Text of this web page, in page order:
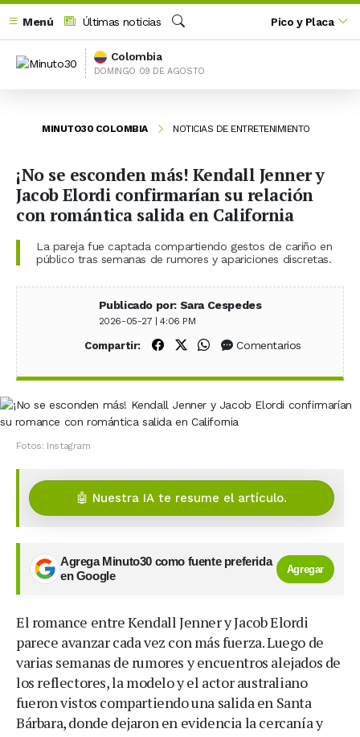
Menú
Últimas noticias
Buscar
Pico y Placa
Colombia
DOMINGO 09 DE AGOSTO
MINUTO30 COLOMBIA NOTICIAS DE ENTRETENIMIENTO
¡No se esconden más! Kendall Jenner y
Jacob Elordi confirmarían su relación
con romántica salida en California
La pareja fue captada compartiendo gestos de cariño en
público tras semanas de rumores y apariciones discretas.
Publicado por: Sara Cespedes
2026-05-27 | 4:06 PM
Compartir: Compartir en Facebook
Compartir en X (Twitter)
Compartir en WhatsApp
Comentarios
Fotos: Instagram
🤖 Nuestra IA te resume el artículo.
Agrega Minuto30 como fuente preferida
en Google
Agregar
El romance entre Kendall Jenner y Jacob Elordi
parece avanzar cada vez con más fuerza. Luego de
varias semanas de rumores y encuentros alejados de
los reflectores, la modelo y el actor australiano
fueron vistos compartiendo una salida en Santa
Bárbara, donde dejaron en evidencia la cercanía y